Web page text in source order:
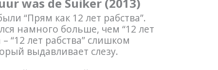
was de Suiker (2013)
“Прям как 12 лет рабства”.
намного больше, чем “12 лет
“12 лет рабства” слишком
выдавливает слезу.